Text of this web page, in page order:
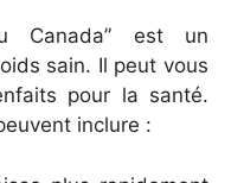
Canada” est un
sain. Il peut vous
pour la santé.
inclure :